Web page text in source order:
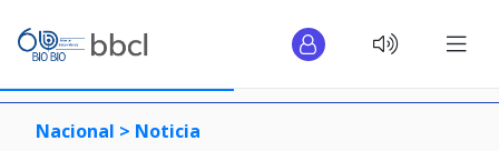
Nacional > Noticia